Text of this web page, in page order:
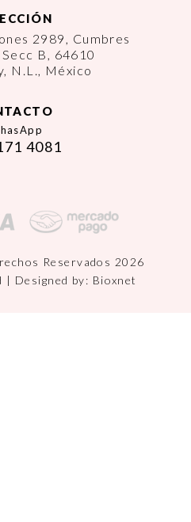
2989, Cumbres
B, 64610
N.L., México
4081
Reservados 2026
| Designed by: Bioxnet